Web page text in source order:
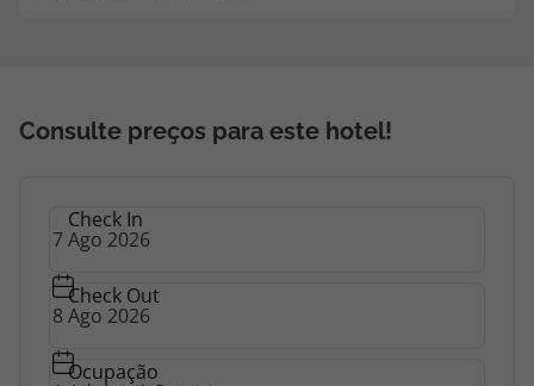
Consulte preços para este hotel!
Check In
Check Out
Ocupação